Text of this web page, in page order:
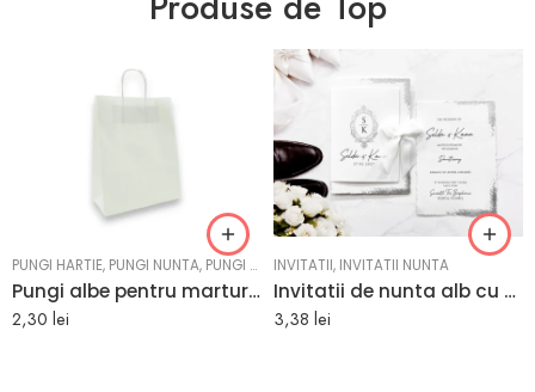
PUNGI HARTIE, PUNGI NUNTA, PUNGI BOTEZ
Pungi albe pentru marturii nunta sau botez
2,30 lei
INVITATII, INVITATII NUNTA
Invitatii de nunta alb cu argintiu 2606
3,38 lei